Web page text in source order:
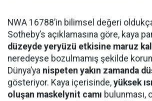
NWA 16788’in bilimsel değeri
Sotheby’s açıklamasına göre, kaya
düzeyde yeryüzü etkisine maruz
neredeyse bozulmamış şekilde
Dünya’ya nispeten yakın zamanda
gösteriyor. Kaya içerisinde, yüksek
oluşan maskelynit camı bulunması,